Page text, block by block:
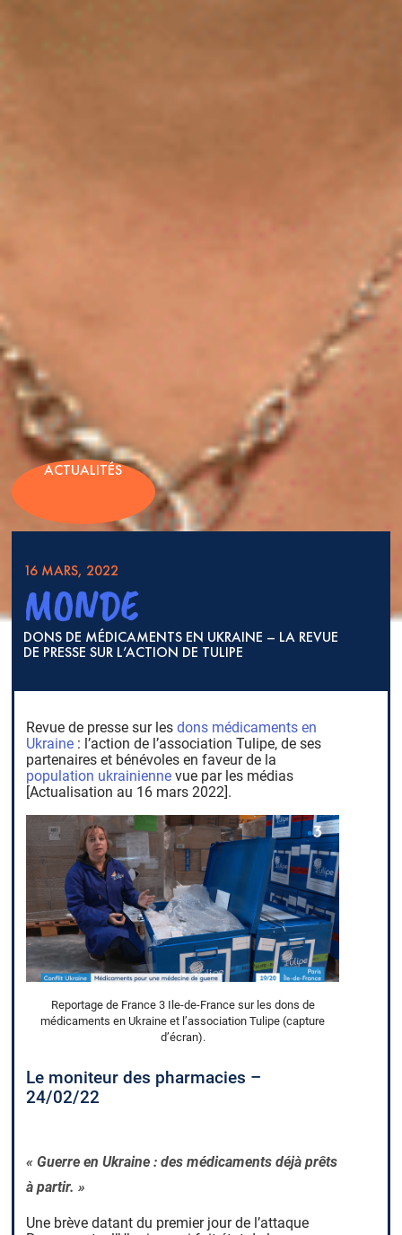
ACTUALITÉS
16 MARS, 2022
MONDE
DONS DE MÉDICAMENTS EN UKRAINE – LA REVUE
DE PRESSE SUR L’ACTION DE TULIPE
Revue de presse sur lesdons médicaments en
Ukraine : l’action de l’association Tulipe, de ses
partenaires et bénévoles en faveur de la
population ukrainienne vue par les médias
[Actualisation au 16 mars 2022].
Reportage de France 3 Ile-de-France sur les dons de
médicaments en Ukraine et l’association Tulipe (capture
d’écran).
Le moniteur des pharmacies –
24/02/22
« Guerre en Ukraine : des médicaments déjà prêts
à partir. »
Une brève datant du premier jour de l’attaque